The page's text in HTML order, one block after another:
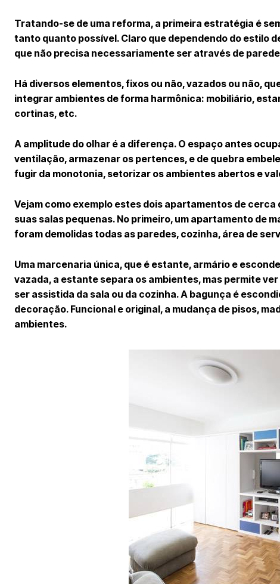
Tratando-se de uma reforma, a primeira estratégia é
tanto quanto possível. Claro que dependendo do estilo
que não precisa necessariamente ser através de
Há diversos elementos, fixos ou não, vazados ou não,
integrar ambientes de forma harmônica: mobiliário,
cortinas, etc.
A amplitude do olhar é a diferença. O espaço antes
ventilação, armazenar os pertences, e de quebra
fugir da monotonia, setorizar os ambientes abertos e
Vejam como exemplo estes dois apartamentos de
suas salas pequenas. No primeiro, um apartamento de
foram demolidas todas as paredes, cozinha, área de
Uma marcenaria única, que é estante, armário e
vazada, a estante separa os ambientes, mas permite
ser assistida da sala ou da cozinha. A bagunça é
decoração. Funcional e original, a mudança de pisos,
ambientes.